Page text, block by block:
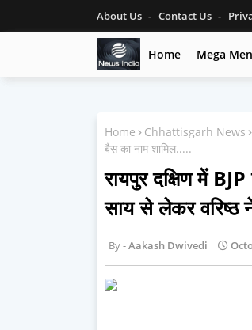
About Us Contact Us
Home Mega
Home Chhattisgarh News
बैस का नाम शामिल.....
रायपुर दक्षिण में
साय से लेकर वरिष्ठ
Aakash Dwivedi